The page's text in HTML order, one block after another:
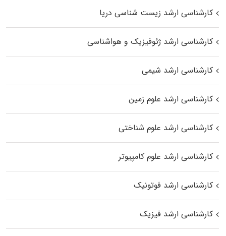
کارشناسی ارشد زیست‌ شناسی دریا
کارشناسی ارشد ژئوفیزیک و هواشناسی
کارشناسی ارشد شیمی
کارشناسی ارشد علوم زمین
کارشناسی ارشد علوم شناختی
کارشناسی ارشد علوم کامپیوتر
کارشناسی ارشد فوتونیک
کارشناسی ارشد فیزیک